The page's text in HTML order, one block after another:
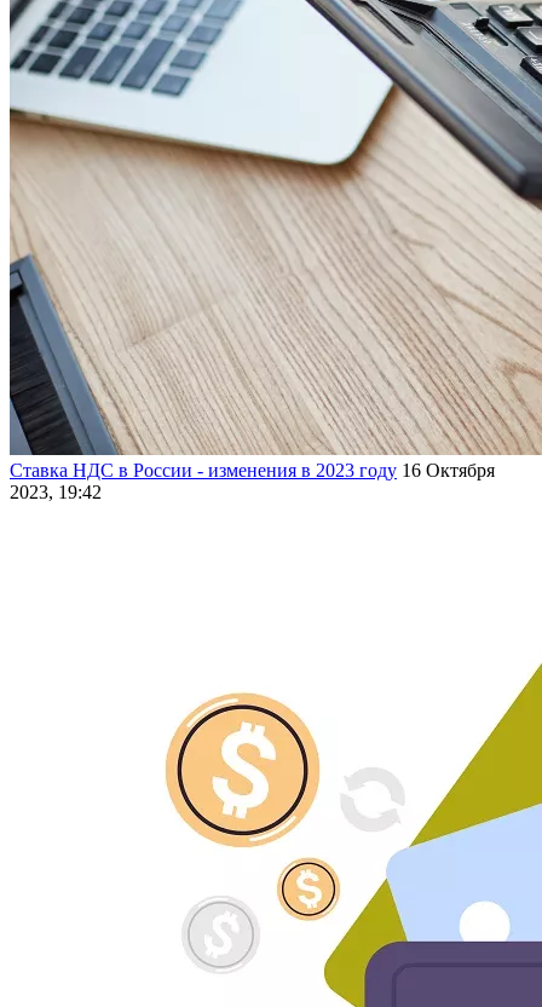
Ставка НДС в России - изменения в 2023 году 16 Октября
2023, 19:42